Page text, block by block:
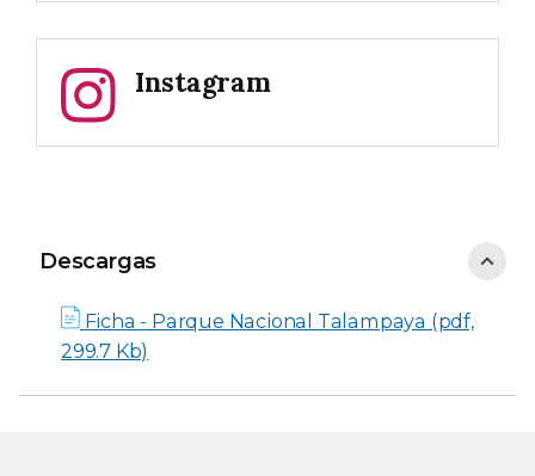
Instagram
Descargas
Descargas
Ficha - Parque Nacional Talampaya (pdf,
299.7 Kb)